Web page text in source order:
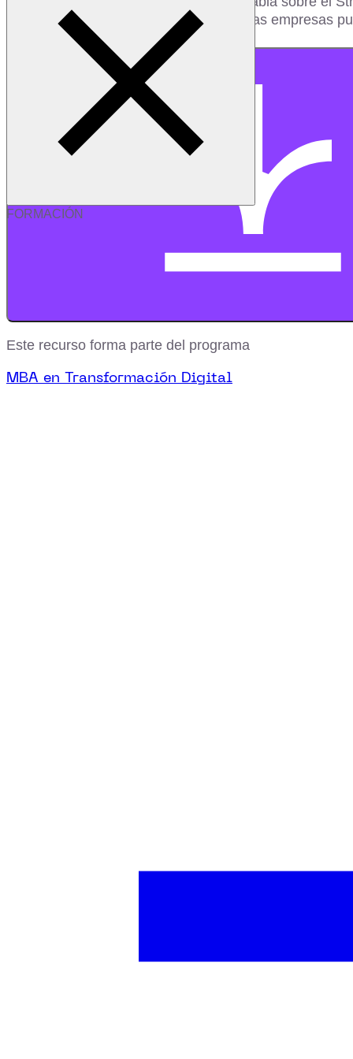
FORMACIÓN
mejor para el cambio de tal forma que las empresas
¡Inscríbete ahora, es gratis!
Este recurso forma parte del programa
MBA en Transformación Digital